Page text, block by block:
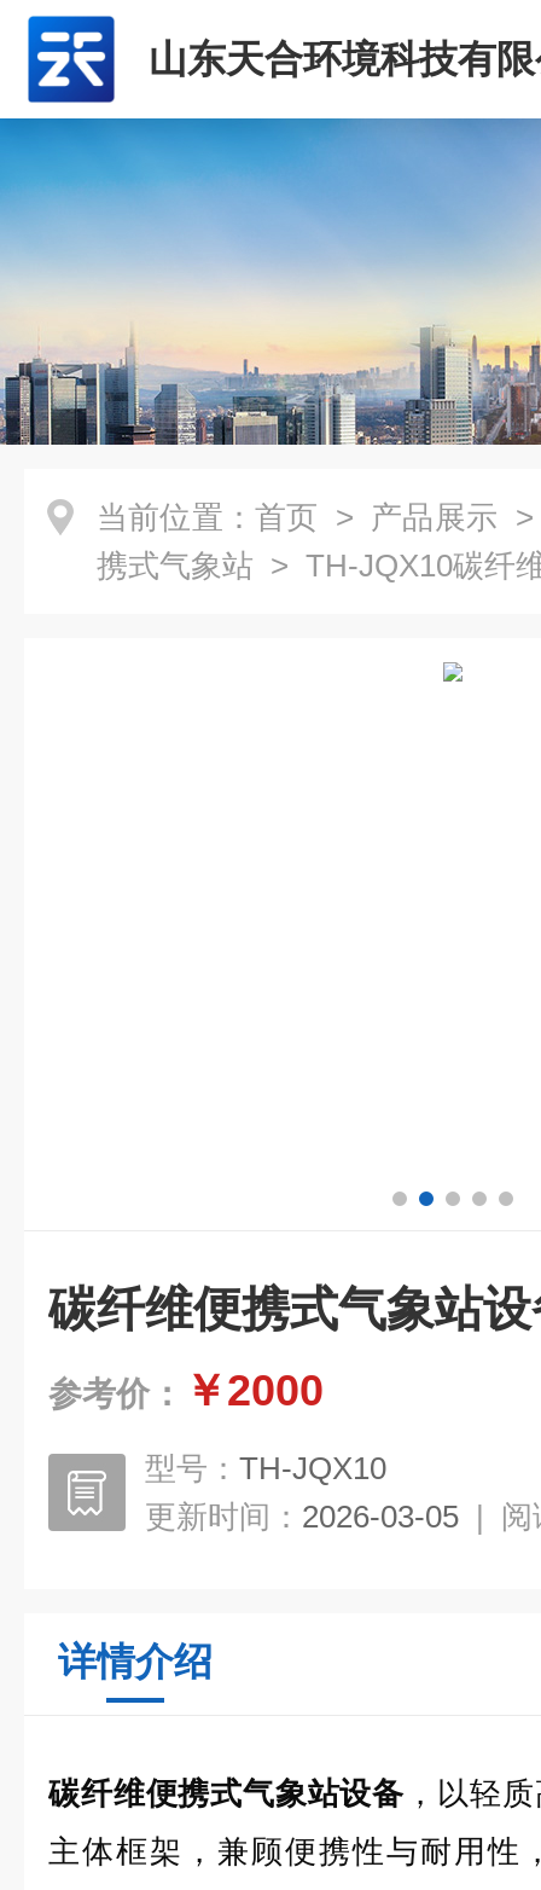
山东天合环境科技有
当前位置： 首页 > 产品展示
携式气象站 > TH-JQX10碳纤
碳纤维便携式气象站
参考价： ￥2000
型号： TH-JQX10
更新时间： 2026-03-05 | 阅
详情介绍
碳纤维便携式气象站设备 ，以轻
主体框架，兼顾便携性与耐用性